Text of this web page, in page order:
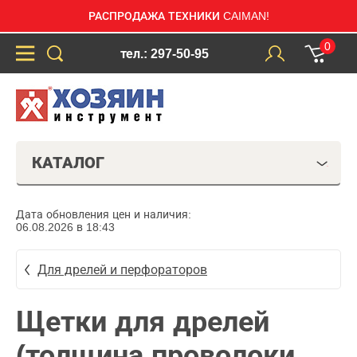
РАСПРОДАЖА ТЕХНИКИ CAIMAN!
тел.: 297-50-95
0
КАТАЛОГ
Дата обновления цен и наличия:
06.08.2026 в 18:43
Для дрелей и перфораторов
Щетки для дрелей